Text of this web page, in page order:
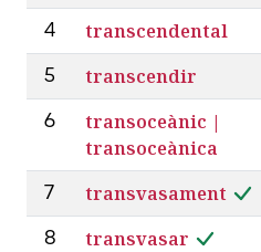
4 transcendental
5 transcendir
6
transoceànic |
transoceànica
7 transvasament
8 transvasar